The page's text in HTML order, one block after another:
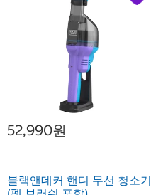
52,990원
블랙앤데커 핸디 무선 청소기